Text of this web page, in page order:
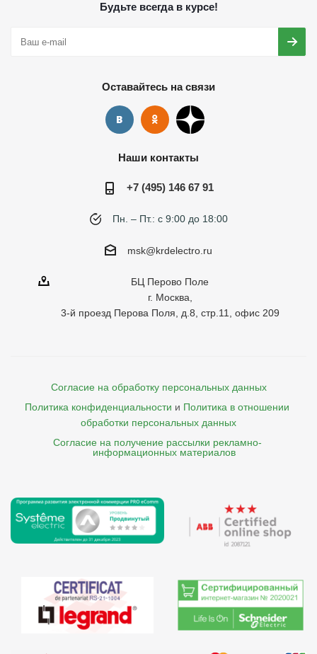
Будьте всегда в курсе!
Оставайтесь на связи
Наши контакты
+7 (495) 146 67 91
Пн. – Пт.: с 9:00 до 18:00
msk@krdelectro.ru
БЦ Перово Поле
г. Москва,
3-й проезд Перова Поля, д.8, стр.11, офис 209
Согласие на обработку персональных данных
Политика конфиденциальности и Политика в отношении
обработки персональных данных
Согласие на получение рассылки рекламно-
    информационных материалов